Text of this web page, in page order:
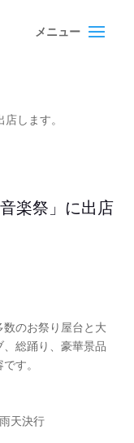
します。
楽祭」に出店
のお祭り屋台と大
総踊り、豪華景品
す。
天決行